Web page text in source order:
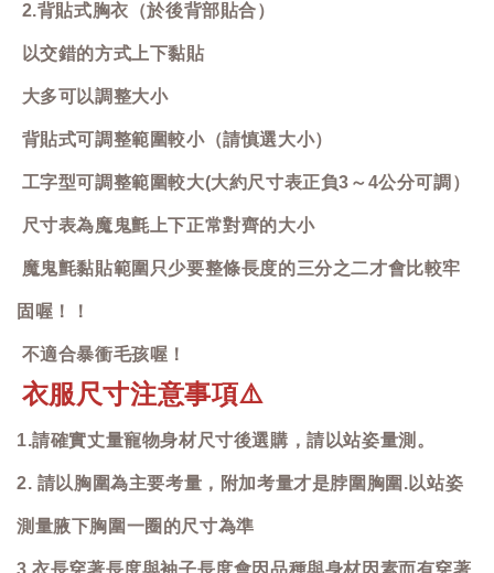
2.背貼式胸衣（於後背部貼合）
以交錯的方式上下黏貼
大多可以調整大小
背貼式可調整範圍較小（請慎選大小）
工字型可調整範圍較大(大約尺寸表正負3～4公分可調）
尺寸表為魔鬼氈上下正常對齊的大小
魔鬼氈黏貼範圍只少要整條長度的三分之二才會比較牢
固喔！！
不適合暴衝毛孩喔！
衣服尺寸注意事項⚠️
1.請確實丈量寵物身材尺寸後選購，請以站姿量測。
2. 請以胸圍為主要考量，附加考量才是脖圍胸圍.以站姿
測量腋下胸圍一圈的尺寸為準